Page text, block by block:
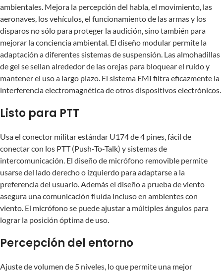
ambientales. Mejora la percepción del habla, el movimiento, las
aeronaves, los vehículos, el funcionamiento de las armas y los
disparos no sólo para proteger la audición, sino también para
mejorar la conciencia ambiental. El diseño modular permite la
adaptación a diferentes sistemas de suspensión. Las almohadillas
de gel se sellan alrededor de las orejas para bloquear el ruido y
mantener el uso a largo plazo. El sistema EMI filtra eficazmente la
interferencia electromagnética de otros dispositivos electrónicos.
Listo para PTT
Usa el conector militar estándar U174 de 4 pines, fácil de
conectar con los PTT (Push-To-Talk) y sistemas de
intercomunicación. El diseño de micrófono removible permite
usarse del lado derecho o izquierdo para adaptarse a la
preferencia del usuario. Además el diseño a prueba de viento
asegura una comunicación fluída incluso en ambientes con
viento. El micrófono se puede ajustar a múltiples ángulos para
lograr la posición óptima de uso.
Percepción del entorno
Ajuste de volumen de 5 niveles, lo que permite una mejor